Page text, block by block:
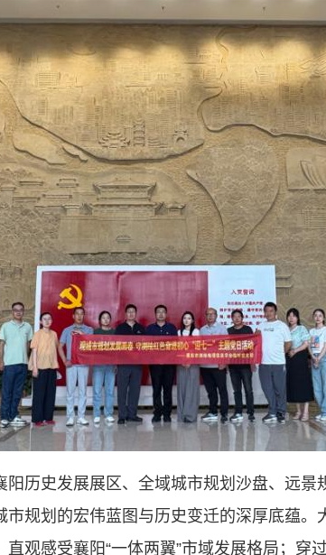
和纽
发展
学决
周围
世界
合作
类命
历史发展展区、全域城市规划沙盘、远
规划的宏伟蓝图与历史变迁的深厚底蕴。
观感受襄阳“一体两翼”市域发展格局；穿